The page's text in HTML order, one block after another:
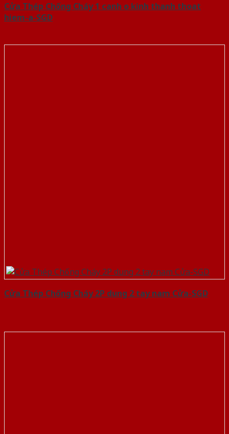
Cửa Thép Chống Cháy 1 canh o kinh thanh thoat
hiem-a-SGD
Cửa Thép Chống Cháy 2P dung 2 tay nam Cửa-SGD